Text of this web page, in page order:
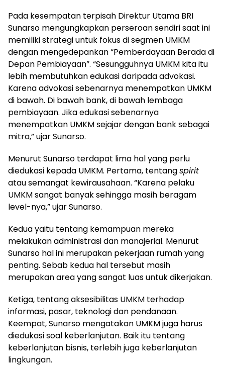
Pada kesempatan terpisah Direktur Utama BRI
Sunarso mengungkapkan perseroan sendiri saat ini
memiliki strategi untuk fokus di segmen UMKM
dengan mengedepankan “Pemberdayaan Berada di
Depan Pembiayaan”. “Sesungguhnya UMKM kita itu
lebih membutuhkan edukasi daripada advokasi.
Karena advokasi sebenarnya menempatkan UMKM
di bawah. Di bawah bank, di bawah lembaga
pembiayaan. Jika edukasi sebenarnya
menempatkan UMKM sejajar dengan bank sebagai
mitra,” ujar Sunarso.
Menurut Sunarso terdapat lima hal yang perlu
diedukasi kepada UMKM. Pertama, tentangspirit
atau semangat kewirausahaan. “Karena pelaku
UMKM sangat banyak sehingga masih beragam
level-nya,” ujar Sunarso.
Kedua yaitu tentang kemampuan mereka
melakukan administrasi dan manajerial. Menurut
Sunarso hal ini merupakan pekerjaan rumah yang
penting. Sebab kedua hal tersebut masih
merupakan area yang sangat luas untuk dikerjakan.
Ketiga, tentang aksesibilitas UMKM terhadap
informasi, pasar, teknologi dan pendanaan.
Keempat, Sunarso mengatakan UMKM juga harus
diedukasi soal keberlanjutan. Baik itu tentang
keberlanjutan bisnis, terlebih juga keberlanjutan
lingkungan.